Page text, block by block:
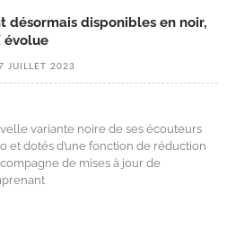
désormais disponibles en noir,
évolue
JUILLET 2023
variante noire de ses écouteurs
et dotés d’une fonction de réduction
de mises à jour de